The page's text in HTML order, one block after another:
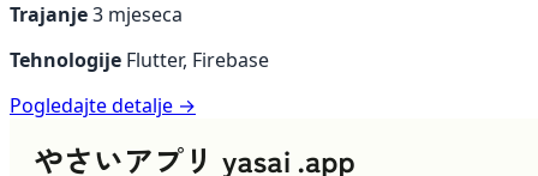
Trajanje3 mjeseca
Tehnologije Flutter, Firebase
Pogledajte detalje →